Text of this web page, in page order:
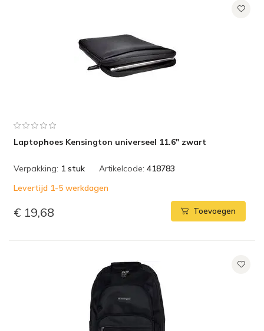
Laptophoes Kensington universeel 11.6" zwart
Verpakking: 1 stuk Artikelcode: 418783
Levertijd 1-5 werkdagen
€ 19,68 Toevoegen